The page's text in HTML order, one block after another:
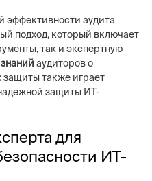
эффективности аудита
подход, который включает
так и экспертную
аудиторов о
защиты также играет
защиты ИТ-
для
ИТ-